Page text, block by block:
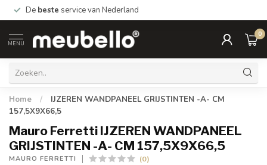
De beste service van Nederland
MENU
0
Home /
IJZEREN WANDPANEEL GRIJSTINTEN -A- CM
157,5X9X66,5
Mauro Ferretti IJZEREN WANDPANEEL
GRIJSTINTEN -A- CM 157,5X9X66,5
MAURO FERRETTI (0)